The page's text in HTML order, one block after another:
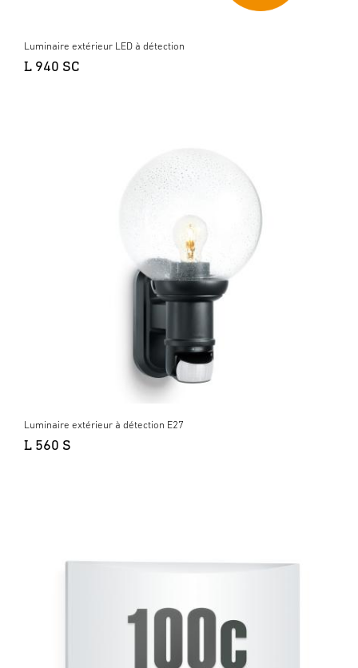
Luminaire extérieur LED à détection
L 940 SC
Luminaire extérieur à détection E27
L 560 S